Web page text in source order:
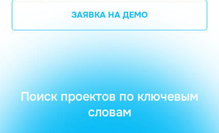
ЗАЯВКА НА ДЕМО
Поиск проектов по ключевым
словам